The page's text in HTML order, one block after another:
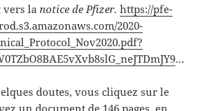
la notice de Pfizer. https://pfe-
2020-
…
doutes, vous cliquez sur le
un document de 146 pages, en